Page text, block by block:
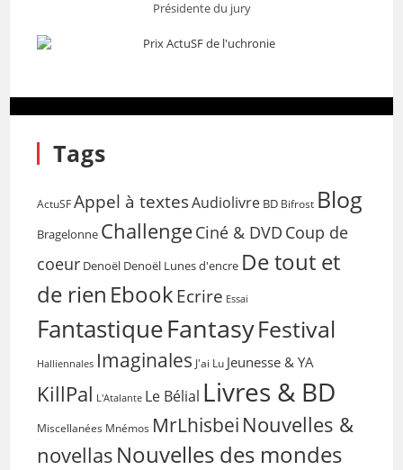
Présidente du jury
Tags
ActuSF Appel à textesAudiolivre BD Bifrost Blog
Bragelonne ChallengeCiné & DVD Coup de
coeur Denoël Denoël Lunes d'encre De tout et
de rien EbookEcrire Essai
FantastiqueFantasyFestival
Halliennales Imaginales J'ai Lu Jeunesse & YA
KillPal L'Atalante Le Bélial Livres & BD
Miscellanées Mnémos MrLhisbei Nouvelles &
novellas Nouvelles des mondes